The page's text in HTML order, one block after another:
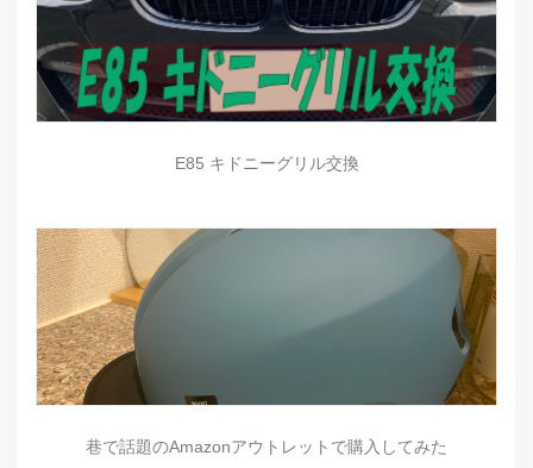
E85 キドニーグリル交換
巷で話題のAmazonアウトレットで購入してみた